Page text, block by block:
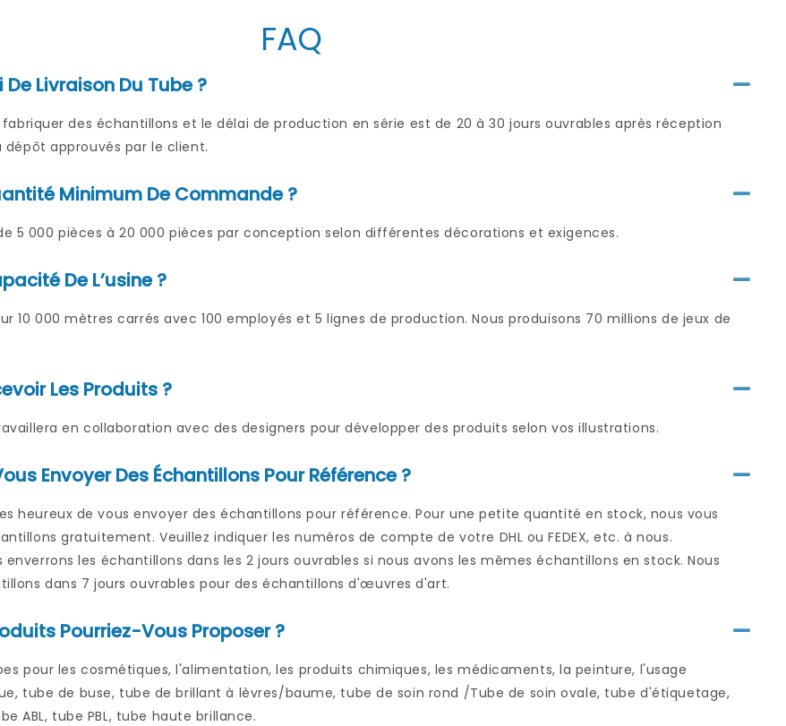
FAQ
De Livraison Du Tube ?
des échantillons et le délai de production en série est de 20 à 30 jours ouvrables après réception
approuvés par le client.
Minimum De Commande ?
5 000 pièces à 20 000 pièces par conception selon différentes décorations et exigences.
De L’usine ?
10 000 mètres carrés avec 100 employés et 5 lignes de production. Nous produisons 70 millions de jeux de
Les Produits ?
en collaboration avec des designers pour développer des produits selon vos illustrations.
Envoyer Des Échantillons Pour Référence ?
heureux de vous envoyer des échantillons pour référence. Pour une petite quantité en stock, nous vous
gratuitement. Veuillez indiquer les numéros de compte de votre DHL ou FEDEX, etc. à nous.
les échantillons dans les 2 jours ouvrables si nous avons les mêmes échantillons en stock. Nous
dans 7 jours ouvrables pour des échantillons d'œuvres d'art.
Pourriez-Vous Proposer ?
pour les cosmétiques, l'alimentation, les produits chimiques, les médicaments, la peinture, l'usage
tube de buse, tube de brillant à lèvres/baume, tube de soin rond /Tube de soin ovale, tube d'étiquetage,
ABL, tube PBL, tube haute brillance.